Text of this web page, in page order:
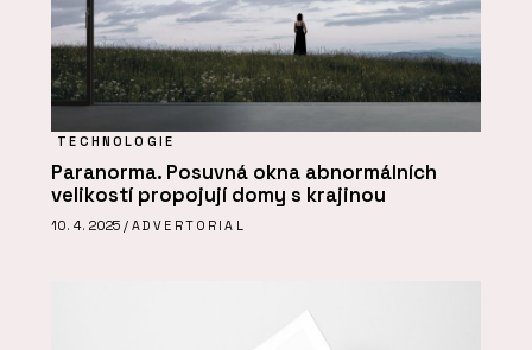
TECHNOLOGIE
Paranorma. Posuvná okna abnormálních
velikostí propojují domy s krajinou
10. 4. 2025 / ADVERTORIAL